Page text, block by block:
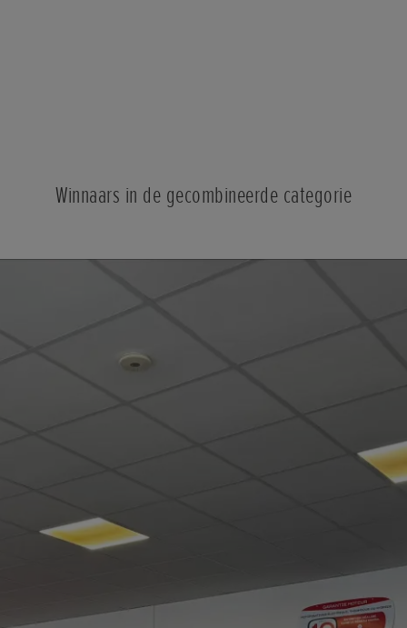
Winnaars in de gecombineerde categorie